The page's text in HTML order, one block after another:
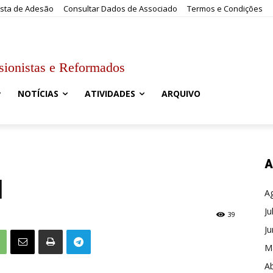
de Adesão Consultar Dados de Associado Termos e Condições
e Reformados
NOTÍCIAS ATIVIDADES ARQUIVO
39